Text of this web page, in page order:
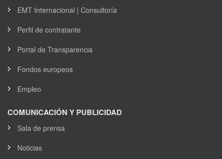
EMT Internacional | Consultoría
Perfil de contratante
Portal de Transparencia
Fondos europeos
Empleo
COMUNICACIÓN Y PUBLICIDAD
Sala de prensa
Noticias